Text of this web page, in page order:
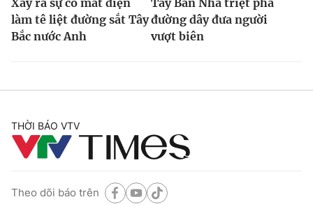
làm tê liệt đường sắt Tây
Bắc nước Anh
đường dây đưa người
vượt biên
THỜI BÁO VTV
Theo dõi báo trên